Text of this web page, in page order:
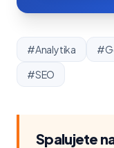
#Analytika
#SEO
Spalujete